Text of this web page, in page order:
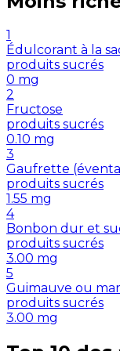
1
Édulcorant à la
produits sucrés
0 mg
2
Fructose
produits sucrés
0.10 mg
3
Gaufrette
produits sucrés
1.55 mg
4
Bonbon dur et
produits sucrés
3.00 mg
5
Guimauve ou
produits sucrés
3.00 mg